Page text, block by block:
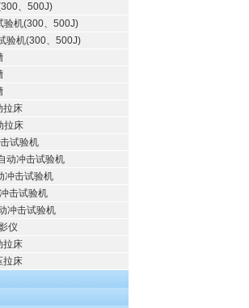
、500J)
验机(300、500J)
验机(300、500J)
拉床
拉床
试验机
动冲击试验机
冲击试验机
击试验机
冲击试验机
仪
拉床
拉床